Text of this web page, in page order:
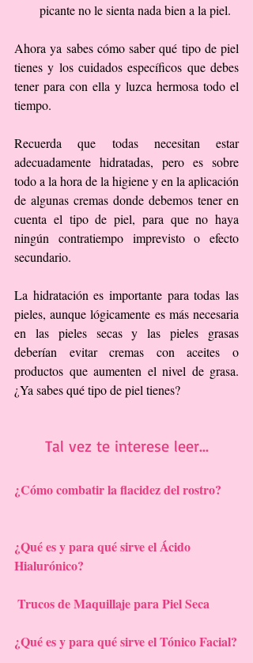
picante no le sienta nada bien a la piel.
Ahora ya sabes cómo saber qué tipo de piel
tienes y los cuidados específicos que debes
tener para con ella y luzca hermosa todo el
tiempo.
Recuerda que todas necesitan estar
adecuadamente hidratadas, pero es sobre
todo a la hora de la higiene y en la aplicación
de algunas cremas donde debemos tener en
cuenta el tipo de piel, para que no haya
ningún contratiempo imprevisto o efecto
secundario.
La hidratación es importante para todas las
pieles, aunque lógicamente es más necesaria
en las pieles secas y las pieles grasas
deberían evitar cremas con aceites o
productos que aumenten el nivel de grasa.
¿Ya sabes qué tipo de piel tienes?
Tal vez te interese leer...
¿Cómo combatir la flacidez del rostro?
¿Qué es y para qué sirve el Ácido
Hialurónico?
Trucos de Maquillaje para Piel Seca
¿Qué es y para qué sirve el Tónico Facial?